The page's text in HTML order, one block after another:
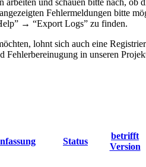
Fehlermeldungen bitte
→ “Export Logs” zu finden.
lohnt sich auch eine
in unseren
Status
betrifft
Version